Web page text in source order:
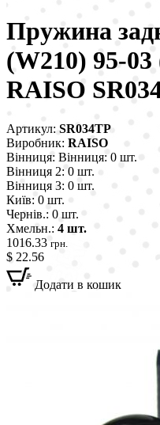
Пружина
(W210) 95-
RAISO
Артикул: SR034TP
Виробник: RAISO
Вінниця: Вінниця: 0 шт.
Вінниця 2: 0 шт.
Вінниця 3: 0 шт.
Київ: 0 шт.
Чернів.: 0 шт.
Хмельн.: 4 шт.
1016.33 грн.
$ 22.56
Додати в кошик